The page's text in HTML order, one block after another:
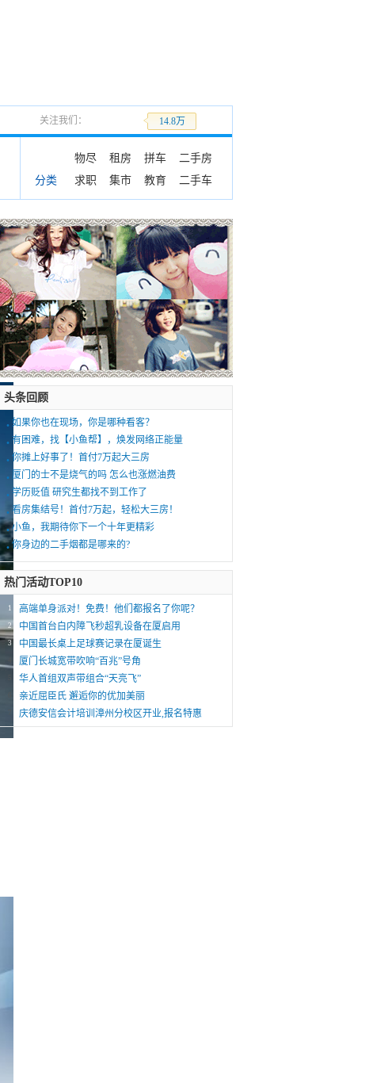
关注我们： 14.8万
分类
物尽 租房 拼车
二手房
求职
集市 教育 二手车
头条回顾
· 如果你也在现场，你是哪种看客？
· 有困难，找【小鱼帮】，焕发网络正能量
· 你摊上好事了！首付7万起大三房
· 厦门的士不是烧气的吗 怎么也涨燃油费
· 学历贬值 研究生都找不到工作了
· 看房集结号！首付7万起，轻松大三房！
·小鱼，我期待你下一个十年更精彩
·你身边的二手烟都是哪来的?
热门活动TOP10
1 高端单身派对！免费！他们都报名了你呢？
2 中国首台白内障飞秒超乳设备在厦启用
3 中国最长桌上足球赛记录在厦诞生
厦门长城宽带吹响“百兆”号角
华人首组双声带组合“天亮飞”
亲近屈臣氏 邂逅你的优加美丽
庆德安信会计培训漳州分校区开业,报名特惠